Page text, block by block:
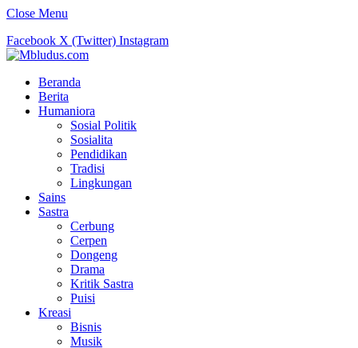
Close Menu
Facebook X (Twitter) Instagram
Beranda
Berita
Humaniora
Sosial Politik
Sosialita
Pendidikan
Tradisi
Lingkungan
Sains
Sastra
Cerbung
Cerpen
Dongeng
Drama
Kritik Sastra
Puisi
Kreasi
Bisnis
Musik